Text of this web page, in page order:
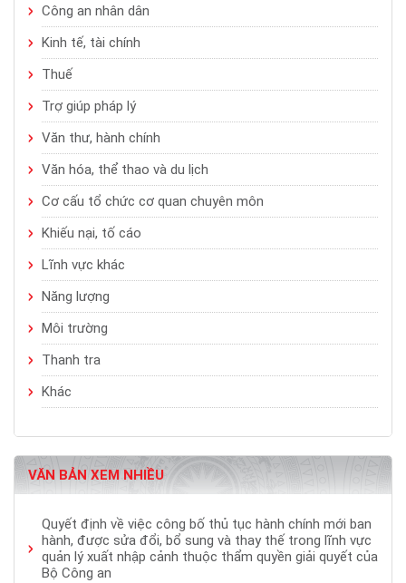
Công an nhân dân
Kinh tế, tài chính
Thuế
Trợ giúp pháp lý
Văn thư, hành chính
Văn hóa, thể thao và du lịch
Cơ cấu tổ chức cơ quan chuyên môn
Khiếu nại, tố cáo
Lĩnh vực khác
Năng lượng
Môi trường
Thanh tra
Khác
VĂN BẢN XEM NHIỀU
Quyết định về việc công bố thủ tục hành chính mới ban
hành, được sửa đổi, bổ sung và thay thế trong lĩnh vực
quản lý xuất nhập cảnh thuộc thẩm quyền giải quyết của
Bộ Công an